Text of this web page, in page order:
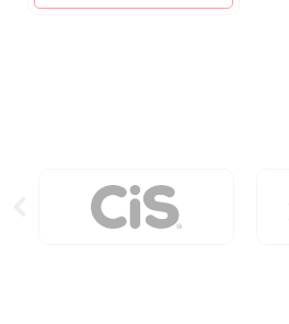
Edição
Aprendizagem